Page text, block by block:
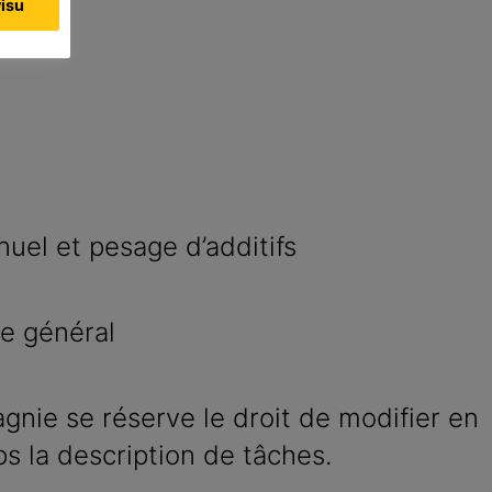
et pesage d’additifs
général
se réserve le droit de modifier en
la description de tâches.